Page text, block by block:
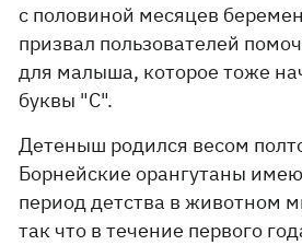
с половиной месяцев
призвал пользователей
для малыша, которое тоже
буквы "С".
Детеныш родился весом
Борнейские орангутаны
период детства в животном
так что в течение первого